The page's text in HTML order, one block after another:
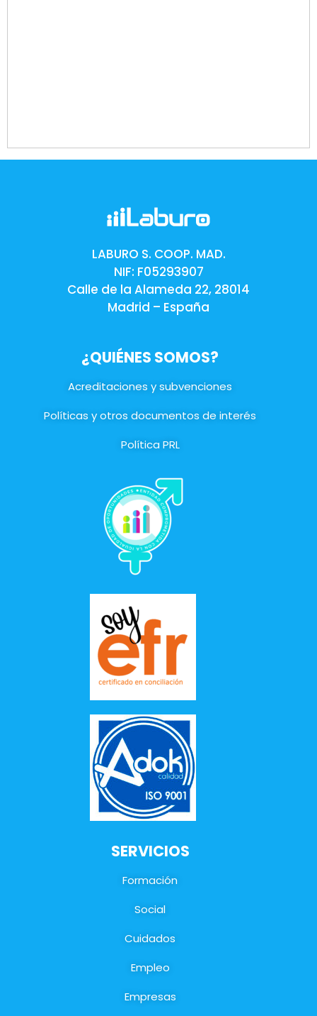
LABURO S. COOP. MAD.
NIF: F05293907
Calle de la Alameda 22, 28014
Madrid – España
¿QUIÉNES SOMOS?
Acreditaciones y subvenciones
Políticas y otros documentos de interés
Política PRL
SERVICIOS
Formación
Social
Cuidados
Empleo
Empresas